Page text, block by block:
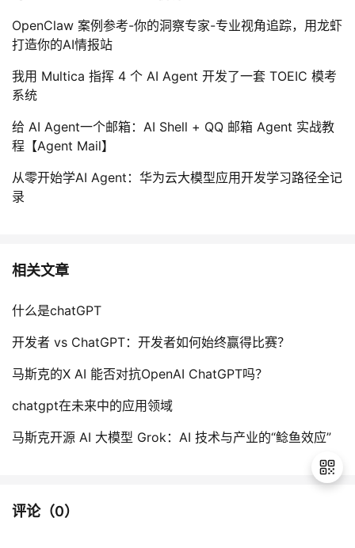
OpenClaw 案例参考-你的洞察专家-专业视角追踪，用龙虾
打造你的AI情报站
我用 Multica 指挥 4 个 AI Agent 开发了一套 TOEIC 模考
系统
给 AI Agent一个邮箱：AI Shell + QQ 邮箱 Agent 实战教
程【Agent Mail】
从零开始学AI Agent：华为云大模型应用开发学习路径全记
录
相关文章
什么是chatGPT
开发者 vs ChatGPT：开发者如何始终赢得比赛？
马斯克的X AI 能否对抗OpenAI ChatGPT吗？
chatgpt在未来中的应用领域
马斯克开源 AI 大模型 Grok：AI 技术与产业的“鲶鱼效应”
评论（0）